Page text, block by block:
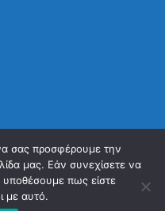
σας προσφέρουμε την
μας. Εάν συνεχίσετε να
υποθέσουμε πως είστε
με αυτό.